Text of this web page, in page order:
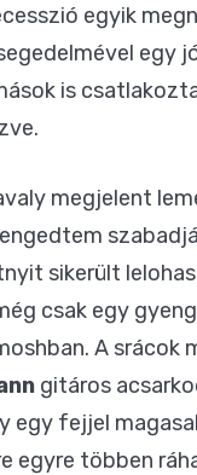
egyik
egy
is
megjelent
sikerült
csak egy
A
gitáros
egy fejjel
egyre többen